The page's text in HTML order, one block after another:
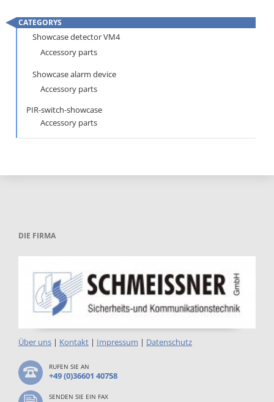
CATEGORYS
Skip
navigation
Showcase detector VM4
Accessory parts
Showcase alarm device
Accessory parts
PIR-switch-showcase
Accessory parts
DIE FIRMA
Über uns| Kontakt| Impressum | Datenschutz
RUFEN SIE AN
+49 (0)36601 40758
SENDEN SIE EIN FAX